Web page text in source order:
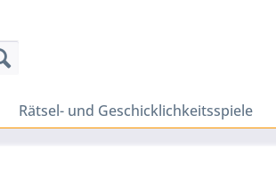
Rätsel- und Geschicklichkeitsspiele